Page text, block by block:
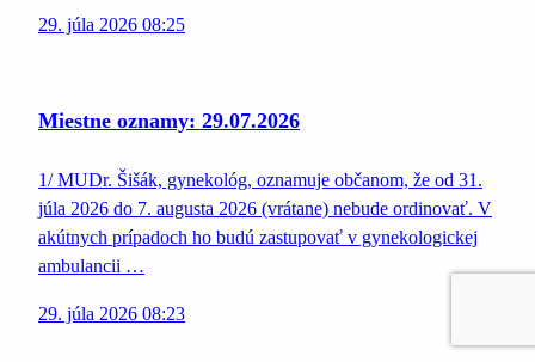
29. júla 2026 08:25
Miestne oznamy: 29.07.2026
1/ MUDr. Šišák, gynekológ, oznamuje občanom, že od 31.
júla 2026 do 7. augusta 2026 (vrátane) nebude ordinovať. V
akútnych prípadoch ho budú zastupovať v gynekologickej
ambulancii …
29. júla 2026 08:23